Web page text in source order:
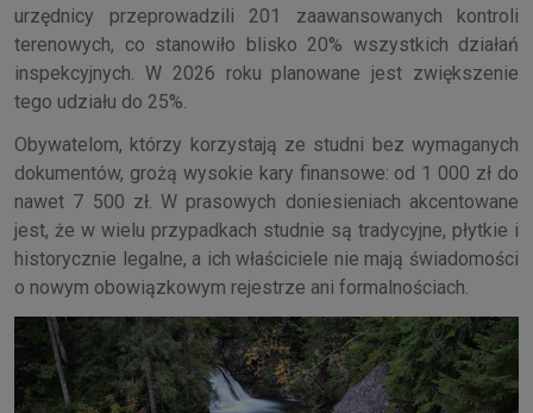
urzędnicy przeprowadzili 201 zaawansowanych kontroli
terenowych, co stanowiło blisko 20% wszystkich działań
inspekcyjnych. W 2026 roku planowane jest zwiększenie
tego udziału do 25%.
Obywatelom, którzy korzystają ze studni bez wymaganych
dokumentów, grożą wysokie kary finansowe: od 1 000 zł do
nawet 7 500 zł. W prasowych doniesieniach akcentowane
jest, że w wielu przypadkach studnie są tradycyjne, płytkie i
historycznie legalne, a ich właściciele nie mają świadomości
o nowym obowiązkowym rejestrze ani formalnościach.